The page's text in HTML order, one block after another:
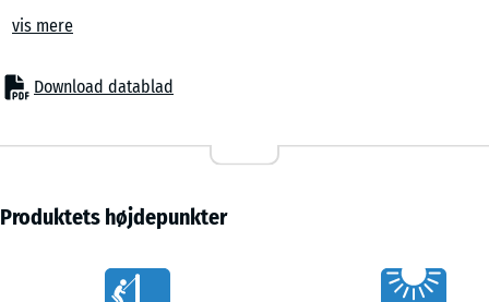
Fliserne er udstyret med et puslespilsystem langs alle kanter. De
mønster eller halvforskudt. Forbindelsen kan løsnes igen, så enkelte
fliser kan udskiftes uden at påvirke resten af belægningen.
Belægningen kan lægges direkte på beton, belægningssten, asfalt
plastbaserede græsarmerings- eller stabiliseringssystemer. En
omfattende underkonstruktion er normalt ikke nødvendig. Mindre
Vandgennemtrængelig overflade
vis mere
Download datablad
0,25
Produktets højdepunkter